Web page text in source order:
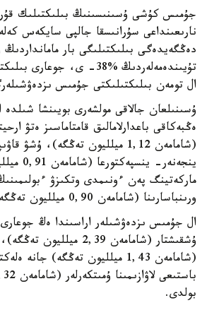
جۇمىس كۇشى ۇسىنىسىنىڭ بىلىكتىلىك
نارىعىنداعى سۇرانىسقا جالپى سايكەس
دەڭگەيدەگى بىلىكتىلىگى بار مامانداردىڭ
ال تومەن بىلىكتىلىكتى جۇمىس ىزدەۋشىلەرگە %24
ۇسىنىلعان جالاقى مولشەرى بويىنشا
ەڭبەكاقى باعدارلامالىق قامتاماسىز ەتۋ
(شامامەن 1,12 ميلليون تەڭگە)،
ينجەنەر-
ماركەتينگ پەن ءونىمدى وتكىزۋ
ورىنباسارىنا (شامامەن 0,90 ميلليون تەڭگە) ۇسىنىلدى.
ال جۇمىس ىزدەۋشىلەر اراسىندا ەڭ
ۇشقىشتار (شامامەن 2,39
(شامامەن 1,43 ميلليون تەڭگە)
بولدى.